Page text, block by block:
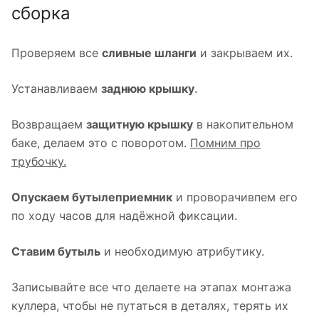
сборка
Проверяем все сливные шланги и закрываем их.
Устанавливаем заднюю крышку.
Возвращаем защитную крышку в накопительном
баке, делаем это с поворотом. Помним про
трубочку.
Опускаем бутылеприемник и проворачивпем его
по ходу часов для надёжной фиксации.
Ставим бутыль и необходимую атрибутику.
Записывайте все что делаете на этапах монтажа
куллера, чтобы не путаться в деталях, терять их